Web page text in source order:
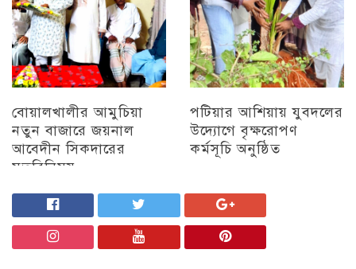
বোয়ালখালীর আমুচিয়া
নতুন বাজারে জয়নাল
আবেদীন সিকদারের
মতবিনিময়
চট্টগ্রাম
পটিয়ার আশিয়ায় যুবদলের
উদ্যোগে বৃক্ষরোপণ
কর্মসূচি অনুষ্ঠিত